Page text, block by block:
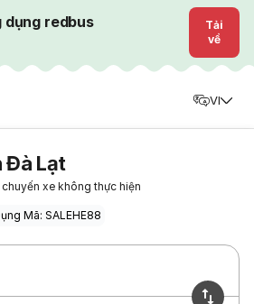
dụng redbus
Tải
về
VI
Đà Lạt
xe không thực hiện
Mã: SALEHE88